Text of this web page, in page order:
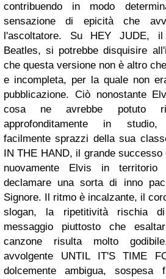
contribuendo in modo
sensazione di epicità che
l'ascoltatore. Su HEY JUDE,
Beatles, si potrebbe disquisire
che questa versione non è altro
e incompleta, per la quale non
pubblicazione. Ciò nonostante
cosa ne avrebbe potuto
approfonditamente in
facilmente sprazzi della sua
IN THE HAND, il grande
nuovamente Elvis in territorio
declamare una sorta di inno
Signore. Il ritmo è incalzante, il
slogan, la ripetitività rischia
messaggio piuttosto che
canzone risulta molto
avvolgente UNTIL IT'S TIME
dolcemente ambigua, sospesa